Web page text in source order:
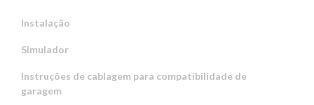
Instalação
Simulador
Instruções de cablagem para compatibilidade de
garagem